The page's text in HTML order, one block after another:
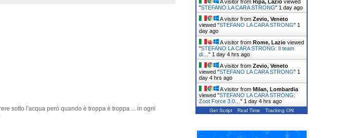
sotto l'acqua però quando è troppa è troppa ... in ogni
A visitor from Ripa, Lazio viewed
"STEFANO LA CARA STRONG" 1 day ago
A visitor from Zevio, Veneto
viewed "STEFANO LA CARA STRONG" 1
day ago
A visitor from Rome, Lazio viewed
"STEFANO LA CARA STRONG: Il team
di… " 1 day 4 hrs ago
A visitor from Zevio, Veneto
viewed "STEFANO LA CARA STRONG" 1
day 4 hrs ago
A visitor from Milan, Lombardia
viewed "STEFANO LA CARA STRONG:
Zoot Force 3.0… " 1 day 4 hrs ago
Get Script Real Time Tracking ON